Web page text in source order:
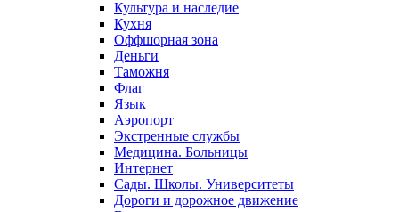
Культура и наследие
Кухня
Оффшорная зона
Деньги
Таможня
Флаг
Язык
Аэропорт
Экстренные службы
Медицина. Больницы
Интернет
Сады. Школы. Университеты
Дороги и дорожное движение